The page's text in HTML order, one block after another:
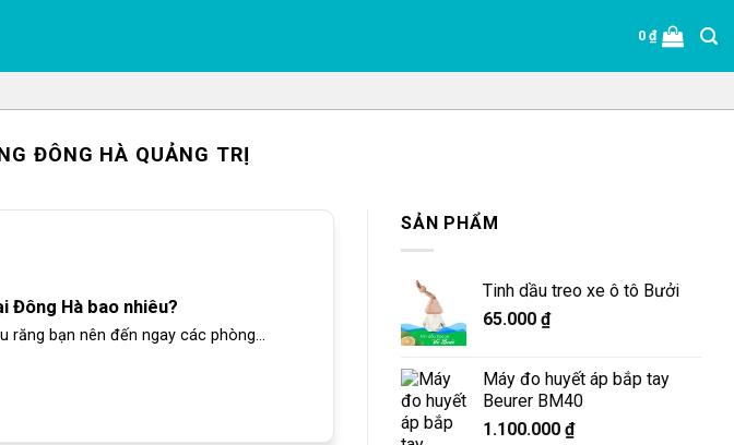
0₫
ĐÔNG HÀ QUẢNG TRỊ
Đông Hà bao nhiêu?
răng bạn nên đến ngay các phòng...
SẢN PHẨM
Tinh dầu treo xe ô tô Bưởi
65.000 ₫
Máy đo huyết áp bắp tay
Beurer BM40
1.100.000 ₫